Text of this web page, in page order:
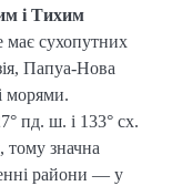
і Тихим
має сухопутних
Папуа-Нова
морями.
пд. ш. і 133° сх.
тому значна
райони — у